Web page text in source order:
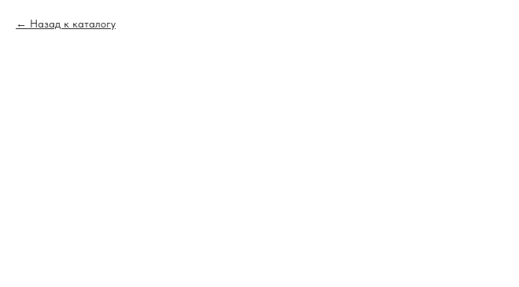
Назад к каталогу